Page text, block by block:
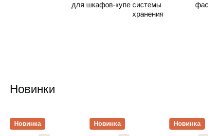
для шкафов-купе системы
хранения
Новинки
Новинка Новинка Новинка